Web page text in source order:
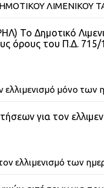
ΛΙΜΕΝΙΚΟΥ
Δημοτικό
όρους του Π.Δ. 715/
μόνο των
για τον
ελλιμενισμό των